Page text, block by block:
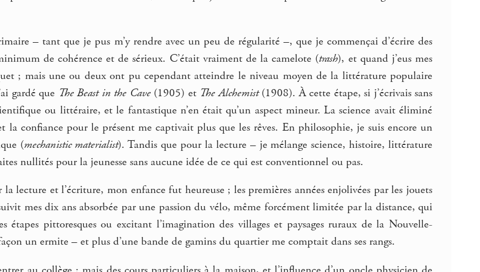
– tant que je pus m’y rendre avec un peu de régularité –, que je commençai d’écrire des
de cohérence et de sérieux. C’était vraiment de la camelote (trash), et quand j’eus mes
; mais une ou deux ont pu cependant atteindre le niveau moyen de la littérature populaire
gardé que The Beast in the Cave(1905) et The Alchemist(1908). À cette étape, si j’écrivais sans
ou littéraire, et le fantastique n’en était qu’un aspect mineur. La science avait éliminé
la confiance pour le présent me captivait plus que les rêves. En philosophie, je suis encore un
(mechanistic materialist). Tandis que pour la lecture – je mélange science, histoire, littérature
nullités pour la jeunesse sans aucune idée de ce qui est conventionnel ou pas.
lecture et l’écriture, mon enfance fut heureuse ; les premières années enjolivées par les jouets
mes dix ans absorbée par une passion du vélo, même forcément limitée par la distance, qui
pittoresques ou excitant l’imagination des villages et paysages ruraux de la Nouvelle-
un ermite – et plus d’une bande de gamins du quartier me comptait dans ses rangs.